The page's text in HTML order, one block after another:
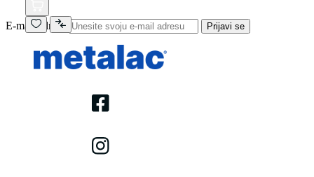
E-mail adresa Prijavi se